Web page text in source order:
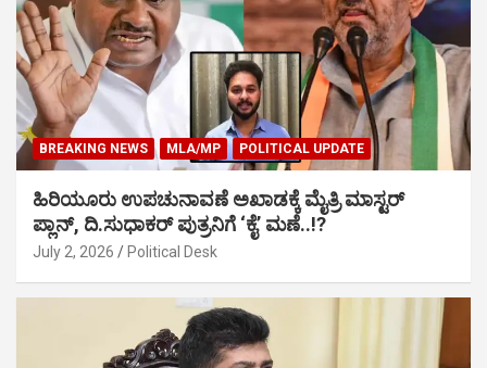
BREAKING NEWS MLA/MP POLITICAL UPDATE
ಹಿರಿಯೂರು ಉಪಚುನಾವಣೆ ಅಖಾಡಕ್ಕೆ ಮೈತ್ರಿ ಮಾಸ್ಟರ್
ಪ್ಲಾನ್, ದಿ.ಸುಧಾಕರ್ ಪುತ್ರನಿಗೆ ‘ಕೈ’ ಮಣೆ..!?
July 2, 2026 Political Desk